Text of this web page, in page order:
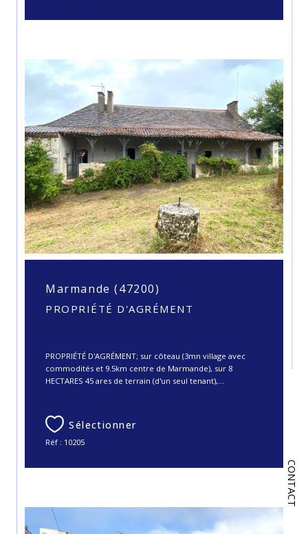
CONTACT
Marmande (47200)
PROPRIÉTÉ D'AGRÉMENT
PROPRIÉTÉ D'AGRÉMENT; sur côteau (3mn village avec
commodités et 9.5km centre de Marmande), sur 8
HECTARES 45 ares de terrain (d'un seul tenant),...
Sélectionner
Réf : 10205